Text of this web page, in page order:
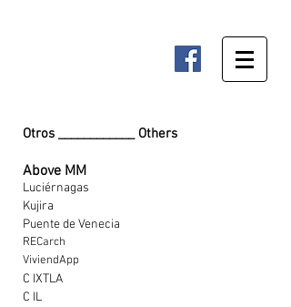
Otros ____________ Others
Luciérnagas
Above MM
Kujira
Puente de Venecia
RECarch
ViviendApp
C IXTLA
C IL